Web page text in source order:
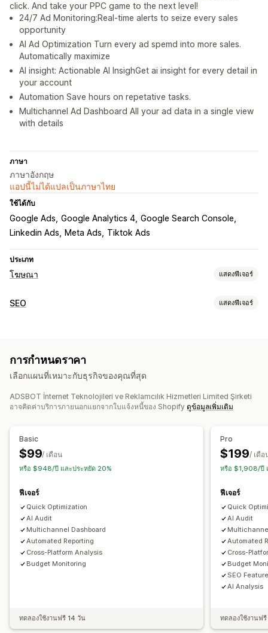
click. And take your PPC game to the next level!
24/7 Ad Monitoring:Real-time alerts to seize every sales
opportunity
AI Ad Optimization Turn every ad spemd into more sales.
Automatically maximize
AI insight: Actionable AI InsighGet ai insight for every detail in
your account
Automation Save hours on repetative tasks.
Multichannel Ad Dashboard All your ad data in a single view
with details
ภาษา
ภาษาอังกฤษ
แอปนี้ไม่ได้แปลเป็นภาษาไทย
ใช้ได้กับ
Google Ads Google Analytics 4 Google Search Console
Linkedin Ads
Meta Ads Tiktok Ads
ประเภท
โฆษณา แสดงฟีเจอร์
การกำหนดเป้าหมาย
การจัดการแคมเปญ
การเพิ่มประสิทธิภาพราคาเสนอ เทมเพลต เว็บไซต์ โฆษณาวิดีโอ
การติดตามประสิทธิภาพ
เมตริกการมีส่วนร่วม
อัตราการคลิกผ่าน
การติดตามคอนเวอร์ชัน
ต้นทุนต่อการหาลูกค้าใหม่
แดชบอร์ด
การวิเคราะห์ทางประชากรศาสตร์
การระบุแหล่งที่มาของ UTM
SEO แสดงฟีเจอร์
แผนผังเว็บไซต์ Robots.txt
การปรับความเร็วให้เหมาะสม การเพิ่มประสิทธิภาพเนื้อหา
การทำงานอัตโนมัติ API และเว็บฮุก
ข้อมูลเชิงลึกและเคล็ดลับ
การวิเคราะห์
การวิเคราะห์ความเร็ว
การติดตามอันดับ
การกำหนดราคา
เลือกแผนที่เหมาะกับธุรกิจของคุณที่สุด
ADSBOT İnternet Teknolojileri ve Reklamcılık Hizmetleri Limited Şirketi
อาจคิดค่าบริการภายนอกแยกจากใบแจ้งหนี้ของ Shopify ดูข้อมูลเพิ่มเติม
Basic
$99/ เดือน
หรือ $948/ปี และประหยัด 20%
ฟีเจอร์
Quick Optimization
AI Audit
Multichannel Dashboard
Automated Reporting
Cross-Platform Analysis
Budget Monitoring
ทดลองใช้งานฟรี 14 วัน
Pro
$199/ เดือ
หรือ $1,908/ปี
ฟีเจอร์
Quick
AI Audit
Automated
Cross-
Budget
SEO
AI Analysis
ทดลองใช้งานฟ